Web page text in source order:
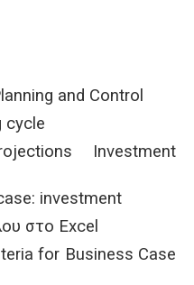
and Control
cycle
Investment
investment
στο Excel
for Business Case